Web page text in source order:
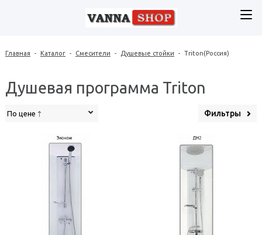
Главная - Каталог - Смесители - Душевые стойки - Triton(Россия)
Душевая программа Triton
По цене Фильтры